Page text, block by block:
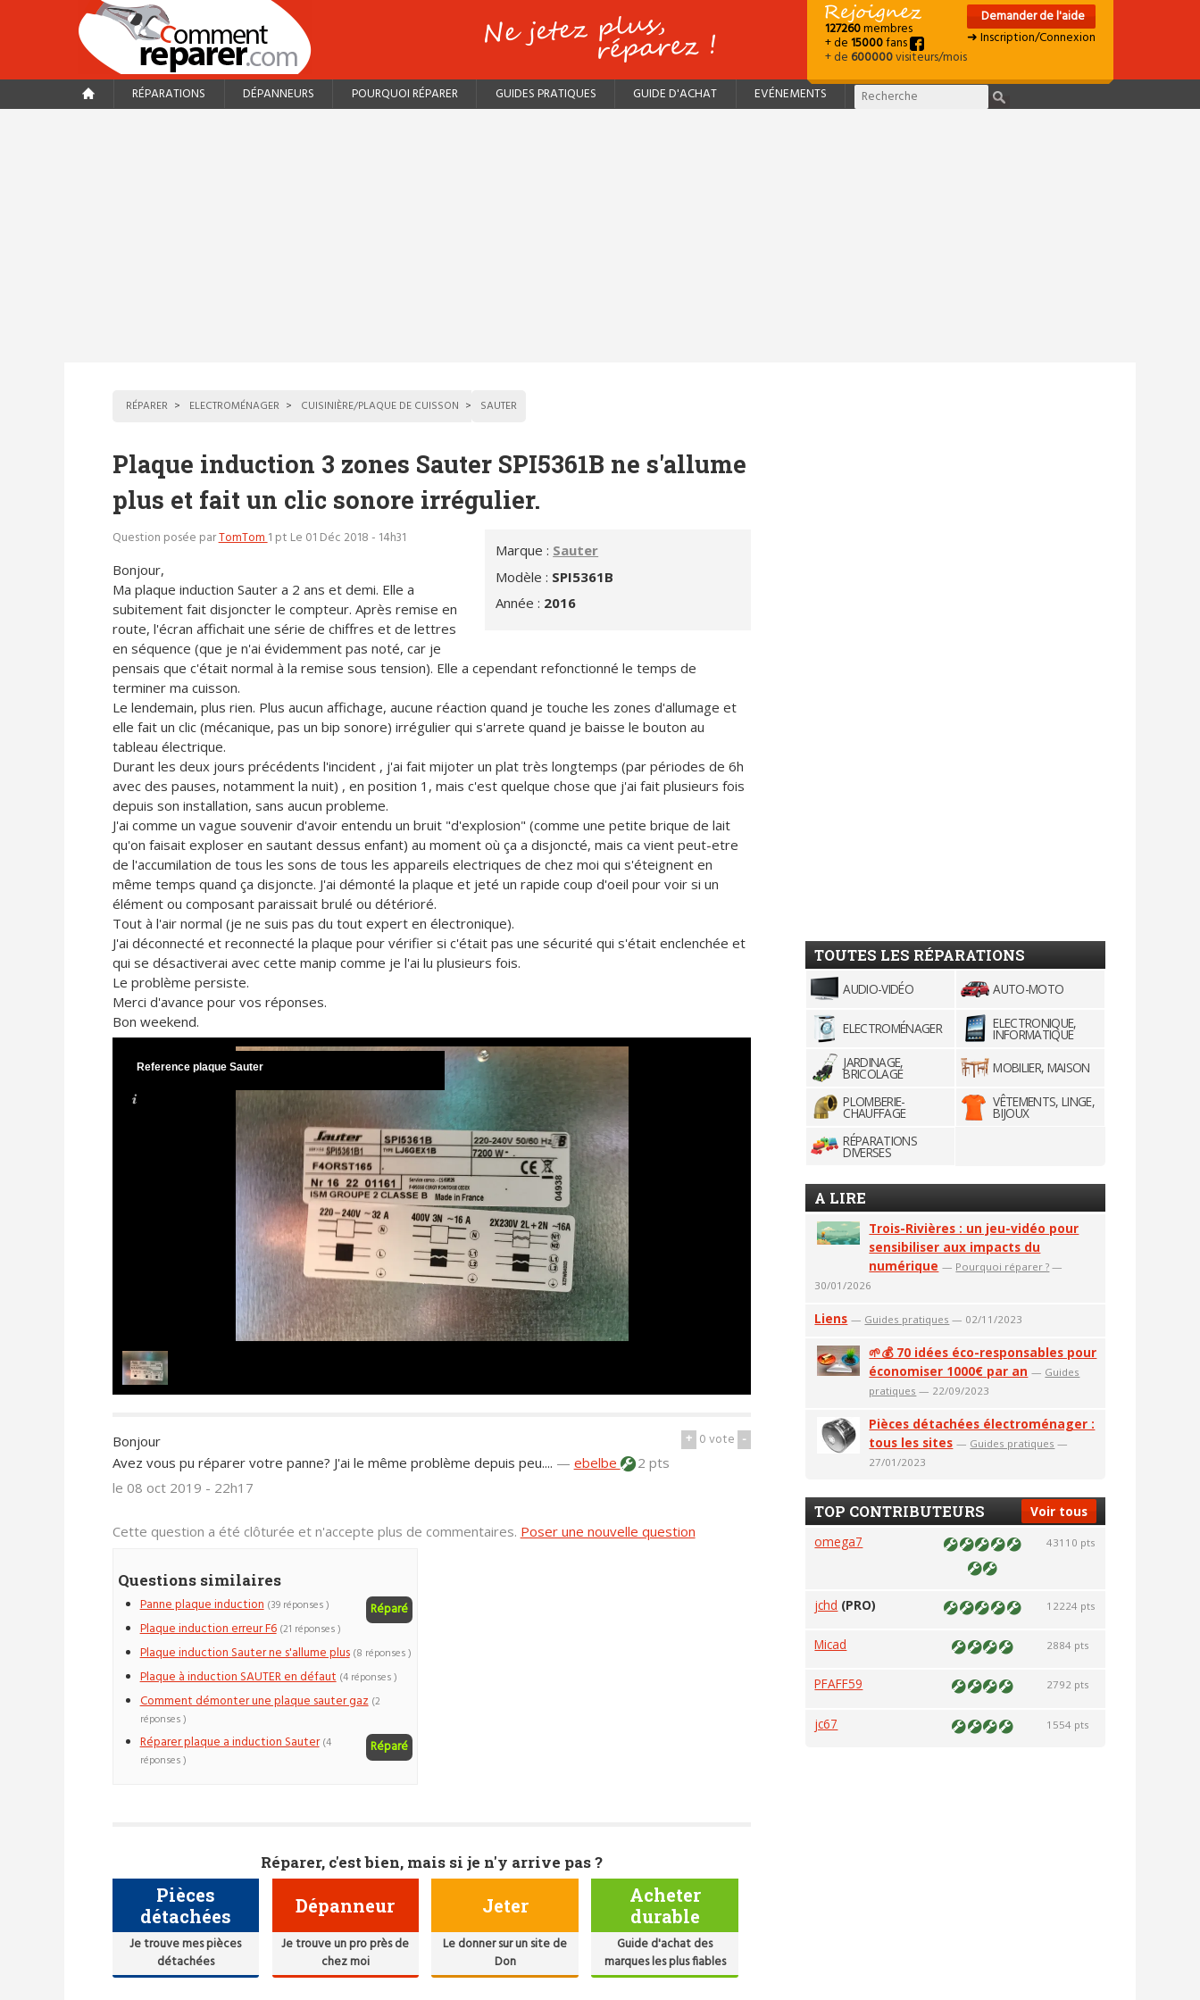
127260membres
+ de15000fans
+ de600000visiteurs/mois
Demander de l'aide
➜ Inscription/Connexion
RÉPARATIONS DÉPANNEURS POURQUOI RÉPARER GUIDES PRATIQUES GUIDE D'ACHAT EVÉNEMENTS
RÉPARER ELECTROMÉNAGER CUISINIÈRE/PLAQUE DE CUISSON SAUTER
Plaque induction 3 zones Sauter SPI5361B ne s'allume
plus et fait un clic sonore irrégulier.
Marque : Sauter
Modèle : SPI5361B
Année : 2016
Question posée parTomTom1 pt Le 01 Déc 2018 - 14h31
Bonjour,
Ma plaque induction Sauter a 2 ans et demi. Elle a
subitement fait disjoncter le compteur. Après remise en
route, l'écran affichait une série de chiffres et de lettres
en séquence (que je n'ai évidemment pas noté, car je
pensais que c'était normal à la remise sous tension). Elle a cependant refonctionné le temps de
terminer ma cuisson.
Le lendemain, plus rien. Plus aucun affichage, aucune réaction quand je touche les zones d'allumage et
elle fait un clic (mécanique, pas un bip sonore) irrégulier qui s'arrete quand je baisse le bouton au
tableau électrique.
Durant les deux jours précédents l'incident , j'ai fait mijoter un plat très longtemps (par périodes de 6h
avec des pauses, notamment la nuit) , en position 1, mais c'est quelque chose que j'ai fait plusieurs fois
depuis son installation, sans aucun probleme.
J'ai comme un vague souvenir d'avoir entendu un bruit "d'explosion" (comme une petite brique de lait
qu'on faisait exploser en sautant dessus enfant) au moment où ça a disjoncté, mais ca vient peut-etre
de l'accumilation de tous les sons de tous les appareils electriques de chez moi qui s'éteignent en
même temps quand ça disjoncte. J'ai démonté la plaque et jeté un rapide coup d'oeil pour voir si un
élément ou composant paraissait brulé ou détérioré.
Tout à l'air normal (je ne suis pas du tout expert en électronique).
J'ai déconnecté et reconnecté la plaque pour vérifier si c'était pas une sécurité qui s'était enclenchée et
qui se désactiverai avec cette manip comme je l'ai lu plusieurs fois.
Le problème persiste.
Merci d'avance pour vos réponses.
Bon weekend.
Reference plaque Sauter
+ 0vote -
Bonjour
Avez vous pu réparer votre panne? J'ai le même problème depuis peu.... — ebelbe
2 pts
le 08 oct 2019 - 22h17
Cette question a été clôturée et n'accepte plus de commentaires. Poser une nouvelle question
Questions similaires
Panne plaque induction Réparé
(39 réponses )
Plaque induction erreur F6 (21 réponses )
Plaque induction Sauter ne s'allume plus (8 réponses )
Plaque à induction SAUTER en défaut (4 réponses )
Comment démonter une plaque sauter gaz (2
réponses )
Réparer plaque a induction Sauter Réparé
(4
réponses )
Réparer, c'est bien, mais si je n'y arrive pas ?
Pièces
détachées
Je trouve mes pièces
détachées
Dépanneur
Je trouve un pro près de
chez moi
Jeter
Le donner sur un site de
Don
Acheter
durable
Guide d'achat des
marques les plus fiables
TOUTES LES RÉPARATIONS
AUDIO-VIDÉO AUTO-MOTO
ELECTROMÉNAGER ELECTRONIQUE,
INFORMATIQUE
JARDINAGE,
BRICOLAGE
MOBILIER, MAISON
PLOMBERIE-
CHAUFFAGE
VÊTEMENTS, LINGE,
BIJOUX
RÉPARATIONS
DIVERSES
A LIRE
Trois-Rivières : un jeu-vidéo pour
sensibiliser aux impacts du
numérique — Pourquoi réparer ? —
30/01/2026
Liens — Guides pratiques — 02/11/2023
🌱💰 70 idées éco-responsables pour
économiser 1000€ par an — Guides
pratiques — 22/09/2023
Pièces détachées électroménager :
tous les sites — Guides pratiques —
27/01/2023
Voir tous
TOP CONTRIBUTEURS
omega7 43110 pts
jchd (PRO) 12224 pts
Micad 2884 pts
PFAFF59 2792 pts
jc67 1554 pts